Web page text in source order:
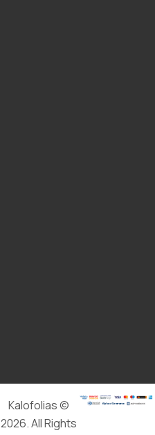
Kalofolias ©
2026. All Rights